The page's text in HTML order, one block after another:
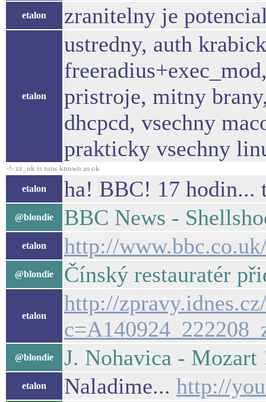
etalon zranitelny je
etalon
ustredny, auth
pristroje, mitny
dhcpcd, vsechny
prakticky vsechny
-!- zz_ok is now known as ok
etalon ha! BBC! 17 hodin...
@blondie BBC News -
etalon http://
@blondie Čínský restauratér
etalon
http://
@blondie J. Nohavica -
etalon Naladime... http://